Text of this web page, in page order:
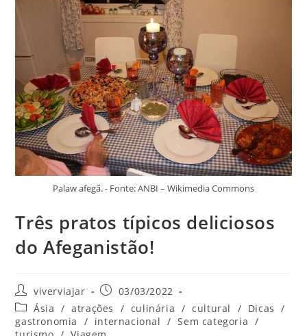
Palaw afegã. - Fonte: ANBI – Wikimedia Commons
Três pratos típicos deliciosos
do Afeganistão!
Autor
do
post:
viverviajar
Post
publicado:
03/03/2022
Categoria
do
post:
Ásia / atrações / culinária / cultural / Dicas /
gastronomia
/ internacional / Sem categoria /